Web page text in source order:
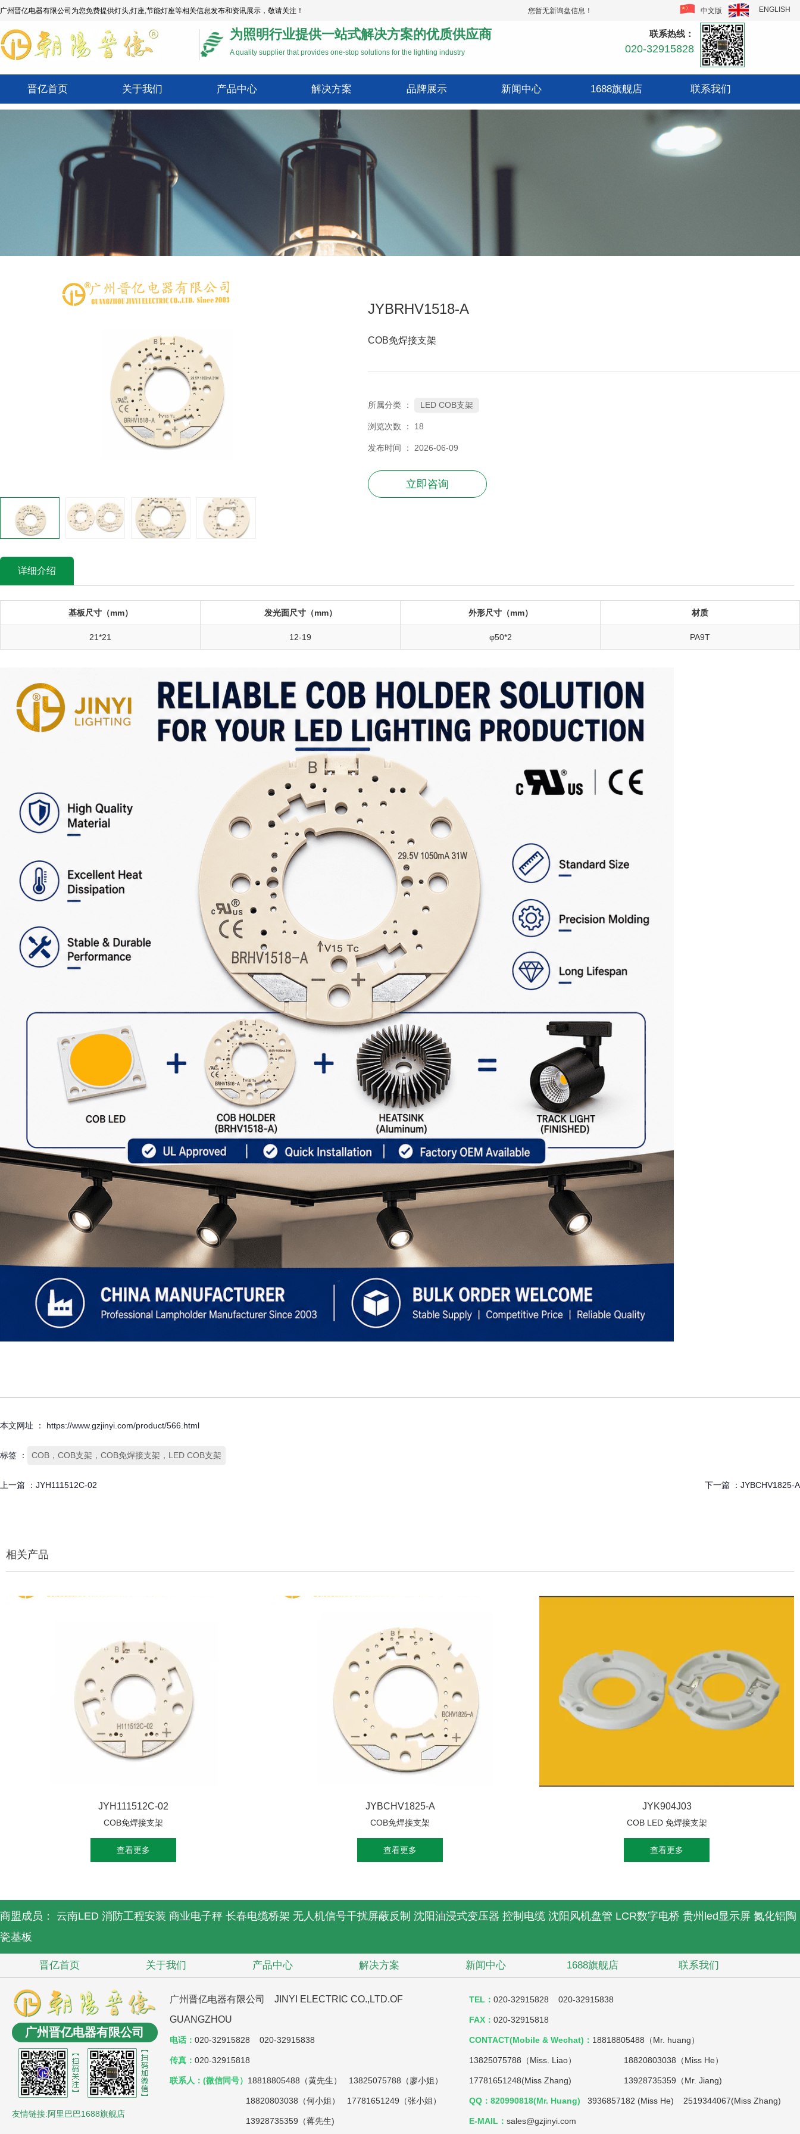
广州晋亿电器有限公司为您免费提供灯头,灯座,节能灯座等相关信息发布和资讯展示，敬请关注！ 您暂无新询盘信息！ 中文版 ENGLISH
为照明行业提供一站式解决方案的优质供应商
A quality supplier that provides one-stop solutions for the lighting industry
联系热线：
020-32915828
晋亿首页 关于我们 产品中心 解决方案 品牌展示 新闻中心 1688旗舰店 联系我们
JYBRHV1518-A
COB免焊接支架
所属分类 ： LED COB支架
浏览次数 ： 18
发布时间 ： 2026-06-09
立即咨询
详细介绍
基板尺寸（mm） 发光面尺寸（mm） 外形尺寸（mm） 材质
21*21 12-19 φ50*2 PA9T
本文网址 ： https://www.gzjinyi.com/product/566.html
标签 ： COB，COB支架，COB免焊接支架，LED COB支架
上一篇 ： JYH111512C-02 下一篇 ： JYBCHV1825-A
相关产品
JYH111512C-02
COB免焊接支架
查看更多
JYBCHV1825-A
COB免焊接支架
查看更多
JYK904J03
COB LED 免焊接支架
查看更多
商盟成员： 云南LED 消防工程安装 商业电子秤 长春电缆桥架 无人机信号干扰屏蔽反制 沈阳油浸式变压器 控制电缆 沈阳风机盘管 LCR数字电桥 贵州led显示屏 氮化铝陶
瓷基板
晋亿首页 关于我们 产品中心 解决方案 新闻中心 1688旗舰店 联系我们
广州晋亿电器有限公司
友情链接:阿里巴巴1688旗舰店
广州晋亿电器有限公司 JINYI ELECTRIC CO.,LTD.OF
GUANGZHOU
电话： 020-32915828 020-32915838
传真： 020-32915818
联系人：(微信同号） 18818805488（黄先生） 13825075788（廖小姐）
18820803038（何小姐） 17781651249（张小姐）
13928735359（蒋先生)
TEL： 020-32915828 020-32915838
FAX： 020-32915818
CONTACT(Mobile & Wechat)： 18818805488（Mr. huang）
13825075788（Miss. Liao） 18820803038（Miss He）
17781651248(Miss Zhang) 13928735359（Mr. Jiang)
QQ：820990818(Mr. Huang) 3936857182 (Miss He) 2519344067(Miss Zhang)
E-MAIL： sales@gzjinyi.com